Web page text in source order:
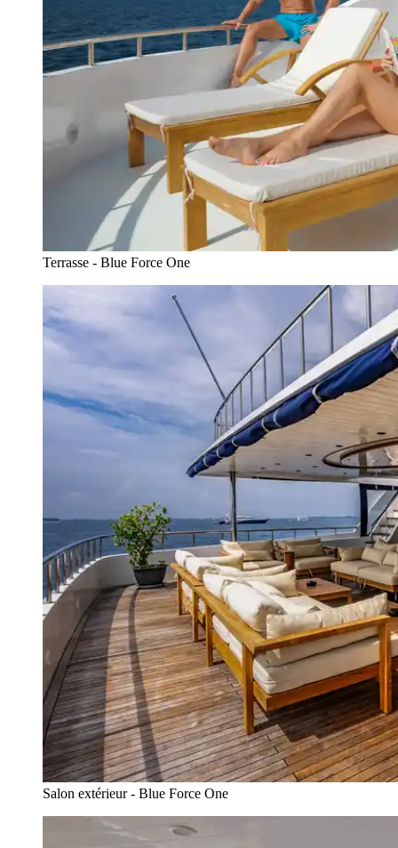
Terrasse - Blue Force One
Salon extérieur - Blue Force One